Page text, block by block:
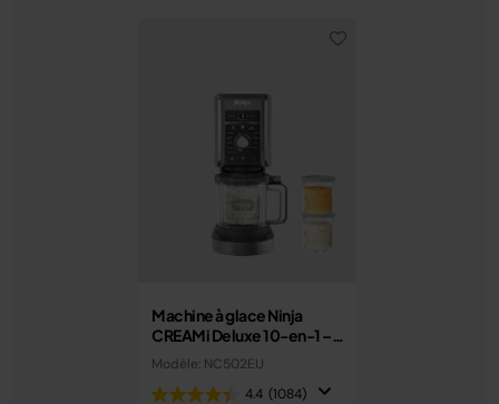
Machine à glace Ninja
CREAMi Deluxe 10-en-1 –
Glaces, sorbets et gelato
maison
Modèle: NC502EU
4.4 (1084)